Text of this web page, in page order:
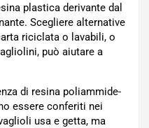
plastica derivante dal
Scegliere alternative
riciclata o lavabili, o
può aiutare a
di resina poliammide-
essere conferiti nei
usa e getta, ma